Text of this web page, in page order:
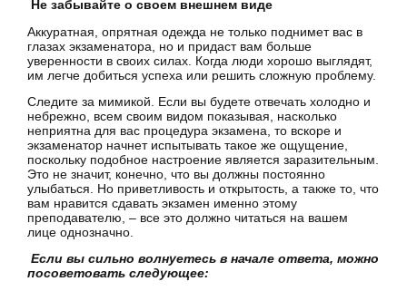
Не забывайте о своем внешнем виде
Аккуратная, опрятная одежда не только поднимет вас в
глазах экзаменатора, но и придаст вам больше
уверенности в своих силах. Когда люди хорошо выглядят,
им легче добиться успеха или решить сложную проблему.
Следите за мимикой. Если вы будете отвечать холодно и
небрежно, всем своим видом показывая, насколько
неприятна для вас процедура экзамена, то вскоре и
экзаменатор начнет испытывать такое же ощущение,
поскольку подобное настроение является заразительным.
Это не значит, конечно, что вы должны постоянно
улыбаться. Но приветливость и открытость, а также то, что
вам нравится сдавать экзамен именно этому
преподавателю, – все это должно читаться на вашем
лице однозначно.
Если вы сильно волнуетесь в начале ответа, можно
посоветовать следующее: